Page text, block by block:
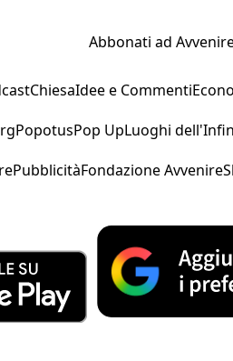
Abbonati ad
ChiesaIdee e Commenti
PopotusPop UpLuoghi
PubblicitàFondazione Avvenire